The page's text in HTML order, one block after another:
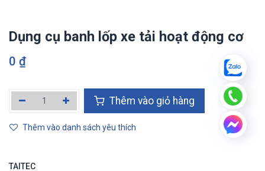
Dụng cụ banh lốp xe tải hoạt động cơ
0 ₫
Thêm vào giỏ hàng
Thêm vào danh sách yêu thích
TAITEC